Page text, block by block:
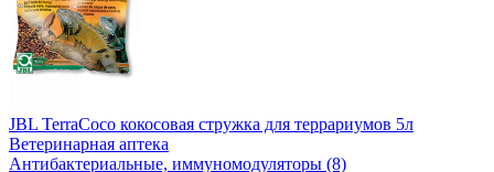
JBL TerraCoco кокосовая стружка для террариумов 5л
Ветеринарная аптека
Антибактериальные, иммуномодуляторы (8)